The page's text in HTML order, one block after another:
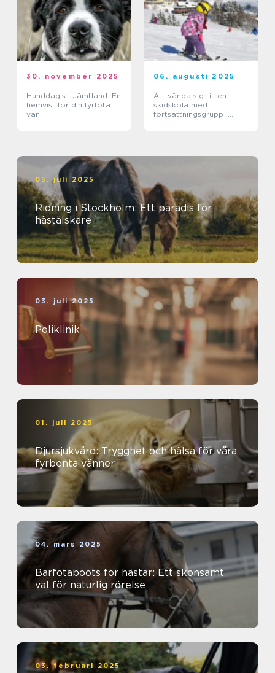
30. november 2025
Hunddagis i Jämtland: En
hemvist för din fyrfota
vän
06. augusti 2025
Att vända sig till en
skidskola med
fortsättningsgrupp i
05. juli 2025
Ridning i Stockholm: Ett paradis för
hästälskare
03. juli 2025
Poliklinik
01. juli 2025
Djursjukvård: Trygghet och hälsa för våra
fyrbenta vänner
04. mars 2025
Barfotaboots för hästar: Ett skonsamt
val för naturlig rörelse
03. februari 2025